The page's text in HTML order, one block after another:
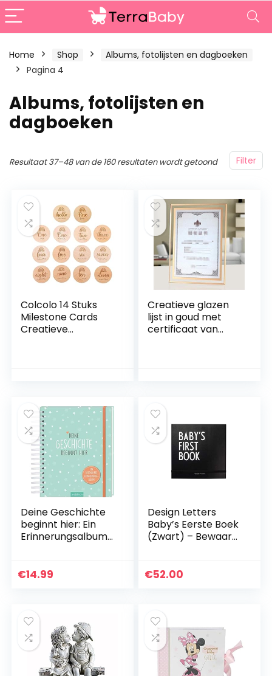
Home Shop
Albums, fotolijsten en dagboeken
Pagina 4
Albums, fotolijsten en
dagboeken
Filter
Resultaat 37–48 van de 160 resultaten wordt getoond
Colcolo 14 Stuks
Milestone Cards
Creatieve
Baby Pasgeboren
Geschenken
Creatieve glazen
lijst in goud met
certificaat van
Deine Geschichte
beginnt hier: Ein
Erinnerungsalbum
Geschenk zur
€14.99
Design Letters
Baby’s Eerste Boek
(Zwart) – Bewaar
Book van uw kind,
meer,
Scandinavisch
design, L: 25 x B: 25
€52.00